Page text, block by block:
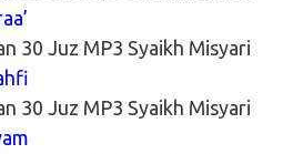
30 Juz MP3 Syaikh Misyari
30 Juz MP3 Syaikh Misyari